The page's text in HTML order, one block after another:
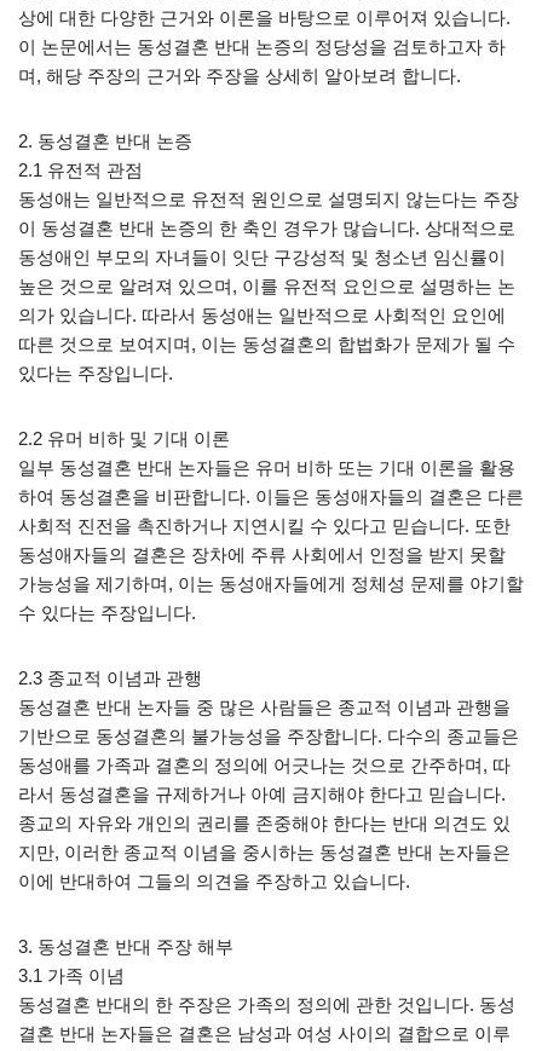
상에 대한 다양한 근거와 이론을 바탕으로 이루어져 있습니다.
이 논문에서는 동성결혼 반대 논증의 정당성을 검토하고자 하
며, 해당 주장의 근거와 주장을 상세히 알아보려 합니다.
2. 동성결혼 반대 논증
2.1 유전적 관점
동성애는 일반적으로 유전적 원인으로 설명되지 않는다는 주장
이 동성결혼 반대 논증의 한 축인 경우가 많습니다. 상대적으로
동성애인 부모의 자녀들이 잇단 구강성적 및 청소년 임신률이
높은 것으로 알려져 있으며, 이를 유전적 요인으로 설명하는 논
의가 있습니다. 따라서 동성애는 일반적으로 사회적인 요인에
따른 것으로 보여지며, 이는 동성결혼의 합법화가 문제가 될 수
있다는 주장입니다.
2.2 유머 비하 및 기대 이론
일부 동성결혼 반대 논자들은 유머 비하 또는 기대 이론을 활용
하여 동성결혼을 비판합니다. 이들은 동성애자들의 결혼은 다른
사회적 진전을 촉진하거나 지연시킬 수 있다고 믿습니다. 또한
동성애자들의 결혼은 장차에 주류 사회에서 인정을 받지 못할
가능성을 제기하며, 이는 동성애자들에게 정체성 문제를 야기할
수 있다는 주장입니다.
2.3 종교적 이념과 관행
동성결혼 반대 논자들 중 많은 사람들은 종교적 이념과 관행을
기반으로 동성결혼의 불가능성을 주장합니다. 다수의 종교들은
동성애를 가족과 결혼의 정의에 어긋나는 것으로 간주하며, 따
라서 동성결혼을 규제하거나 아예 금지해야 한다고 믿습니다.
종교의 자유와 개인의 권리를 존중해야 한다는 반대 의견도 있
지만, 이러한 종교적 이념을 중시하는 동성결혼 반대 논자들은
이에 반대하여 그들의 의견을 주장하고 있습니다.
3. 동성결혼 반대 주장 해부
3.1 가족 이념
동성결혼 반대의 한 주장은 가족의 정의에 관한 것입니다. 동성
결혼 반대 논자들은 결혼은 남성과 여성 사이의 결합으로 이루